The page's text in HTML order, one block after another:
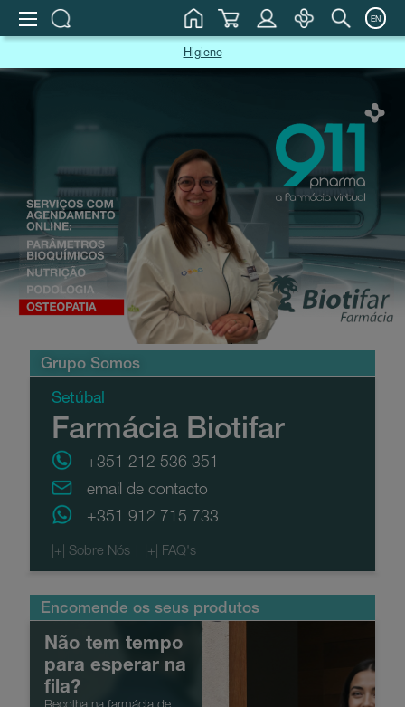
EN
Higiene
Grupo Somos
Setúbal
Farmácia Biotifar
+351 212 536 351
email de contacto
+351 912 715 733
Encomende os seus produtos
Não tem tempo
para esperar na
fila?